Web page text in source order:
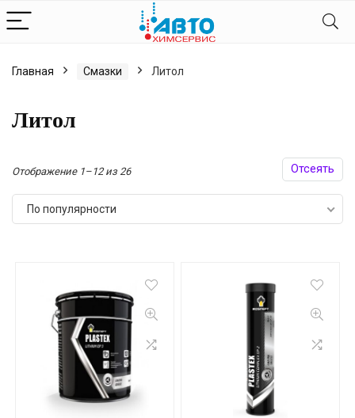
Главная Смазки Литол
Литол
Отсеять
Отображение 1–12 из 26Сортировка:
по
По популярности